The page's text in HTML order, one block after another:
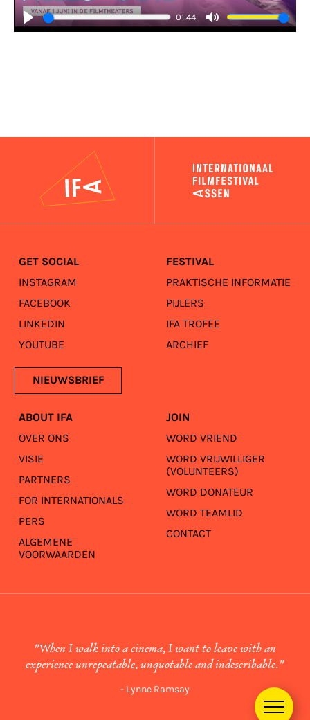
Menu
Play
01:44
Mute
GET SOCIAL
INSTAGRAM
FACEBOOK
LINKEDIN
YOUTUBE
NIEUWSBRIEF
FESTIVAL
PRAKTISCHE INFORMATIE
PIJLERS
IFA TROFEE
ARCHIEF
ABOUT IFA
OVER ONS
VISIE
PARTNERS
FOR INTERNATIONALS
PERS
ALGEMENE
VOORWAARDEN
JOIN
WORD VRIEND
WORD VRIJWILLIGER
(VOLUNTEERS)
WORD DONATEUR
WORD TEAMLID
CONTACT
"When I walk into a cinema, I want to leave with an
experience unrepeatable, unquotable and indescribable."
- Lynne Ramsay